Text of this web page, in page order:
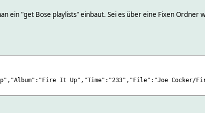
ein "get Bose playlists" einbaut. Sei es über eine Fixen
It Up","Time":"233","File":"Joe Cocker/Fire